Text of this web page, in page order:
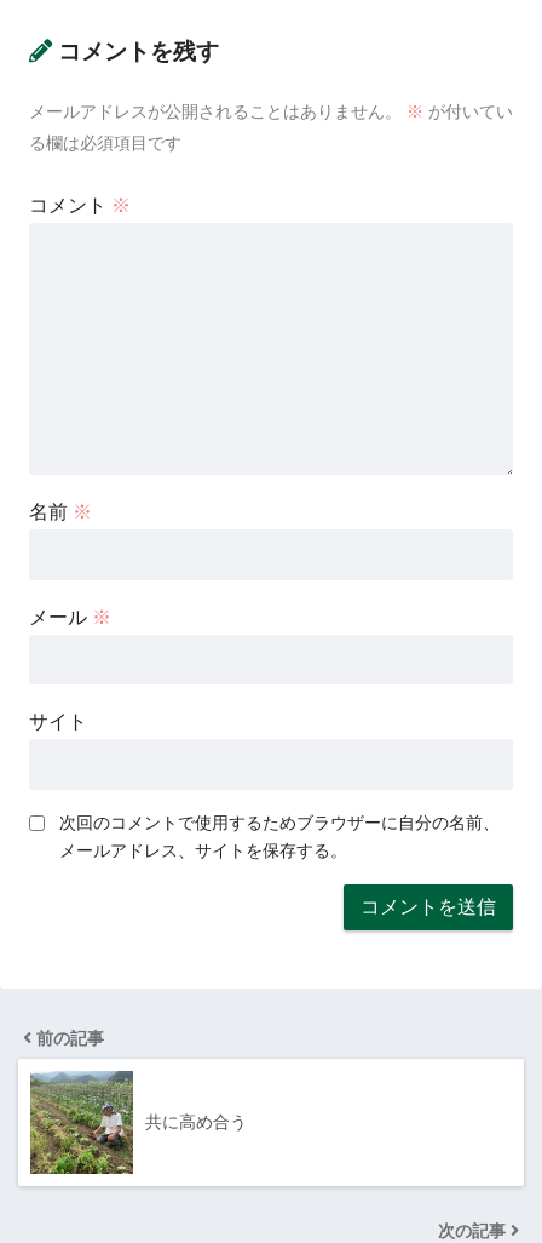
コメントを残す
メールアドレスが公開されることはありません。 ※ が付いてい
る欄は必須項目です
コメント ※
名前 ※
メール ※
サイト
次回のコメントで使用するためブラウザーに自分の名前、
メールアドレス、サイトを保存する。
前の記事
共に高め合う
次の記事